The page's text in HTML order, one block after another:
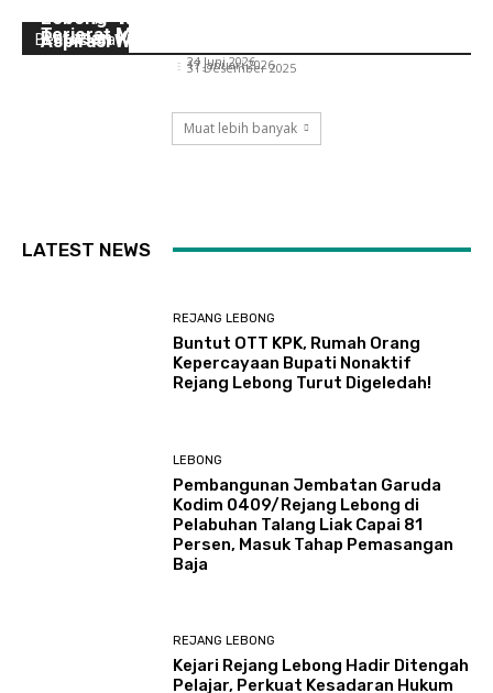
Berita Desa
Terjerat Masalah Hukum
Nicko Ade Christyan - 24 Juni 2026
Ratusan Kades Gigit Jari?
- 17 Januari 2026
Lebong “Rizal Tahsin” Akan Perjuangkan
Aspirasi Warga Desa Air Meles Bawah
- 31 Desember 2025
Muat lebih banyak
LATEST NEWS
REJANG LEBONG
Buntut OTT KPK, Rumah Orang
Kepercayaan Bupati Nonaktif
Rejang Lebong Turut Digeledah!
LEBONG
Pembangunan Jembatan Garuda
Kodim 0409/Rejang Lebong di
Pelabuhan Talang Liak Capai 81
Persen, Masuk Tahap Pemasangan
Baja
REJANG LEBONG
Kejari Rejang Lebong Hadir Ditengah
Pelajar, Perkuat Kesadaran Hukum